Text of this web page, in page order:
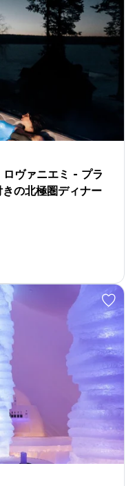
ヴァニエミ - プラ
の北極圏ディナー